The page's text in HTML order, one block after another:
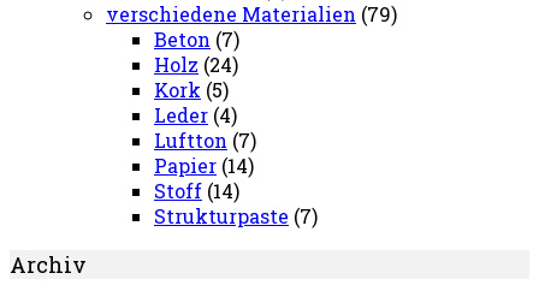
verschiedene Materialien (79)
Beton (7)
Holz (24)
Kork (5)
Leder (4)
Luftton (7)
Papier (14)
Stoff (14)
Strukturpaste (7)
Archiv